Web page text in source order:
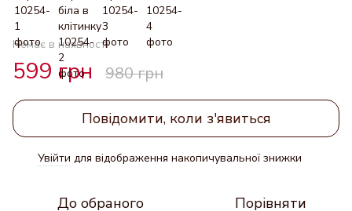
Немає в наявності
599 грн 980 грн
Повідомити, коли з'явиться
Увійти для відображення накопичувальної знижки
До обраного Порівняти